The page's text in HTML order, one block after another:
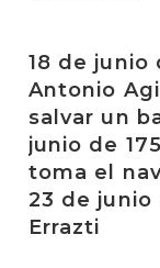
18 de junio
Antonio
salvar un
junio de
toma el
23 de junio
Errazti